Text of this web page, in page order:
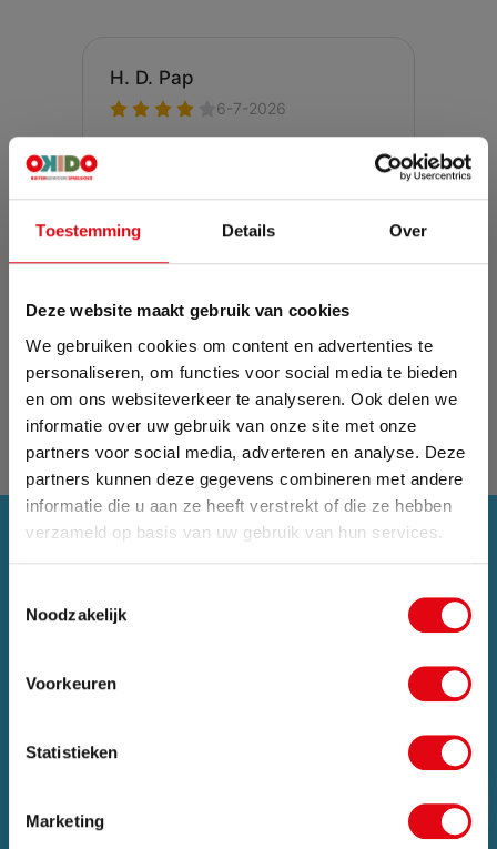
Toestemming Details Over
Deze website maakt gebruik van cookies
We gebruiken cookies om content en advertenties te
personaliseren, om functies voor social media te bieden
en om ons websiteverkeer te analyseren. Ook delen we
informatie over uw gebruik van onze site met onze
partners voor social media, adverteren en analyse. Deze
partners kunnen deze gegevens combineren met andere
informatie die u aan ze heeft verstrekt of die ze hebben
verzameld op basis van uw gebruik van hun services.
Noodzakelijk
Voorkeuren
Statistieken
Marketing
Zomervakantie
vakantie. Bestellingen die in deze periode worden